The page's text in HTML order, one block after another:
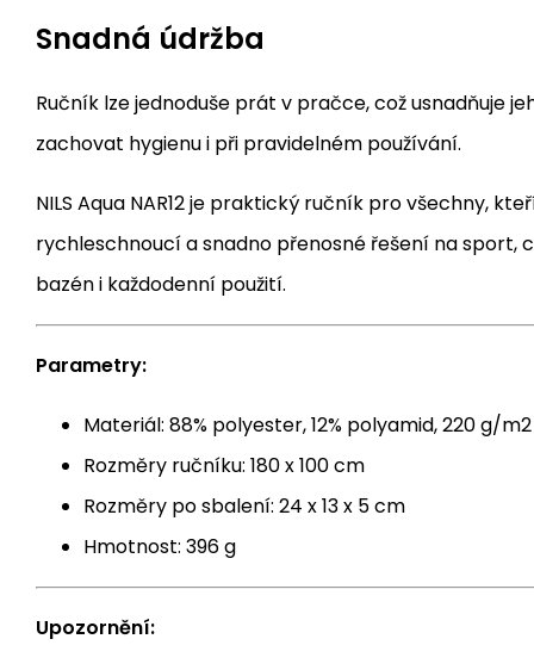
Snadná údržba
Ručník lze jednoduše prát v pračce, což usnadňuje
zachovat hygienu i při pravidelném používání.
NILS Aqua NAR12 je praktický ručník pro všechny,
rychleschnoucí a snadno přenosné řešení na sport,
bazén i každodenní použití.
Parametry:
Materiál: 88% polyester, 12% polyamid, 220 g/m2
Rozměry ručníku: 180 x 100 cm
Rozměry po sbalení: 24 x 13 x 5 cm
Hmotnost: 396 g
Upozornění: